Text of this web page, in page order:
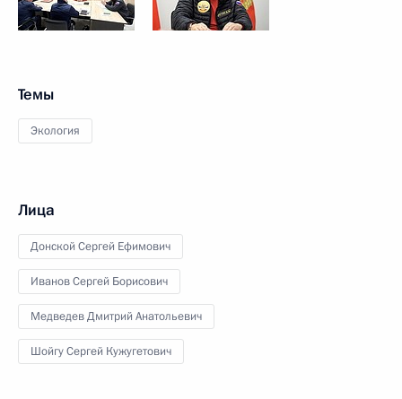
Темы
Экология
Лица
Донской Сергей Ефимович
Иванов Сергей Борисович
Медведев Дмитрий Анатольевич
Шойгу Сергей Кужугетович